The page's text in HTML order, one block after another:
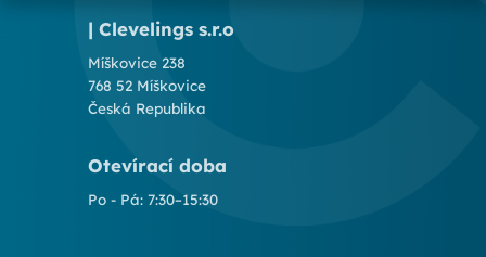
| Clevelings s.r.o
Míškovice 238
768 52 Míškovice
Česká Republika
Otevírací doba
Po - Pá: 7:30–15:30